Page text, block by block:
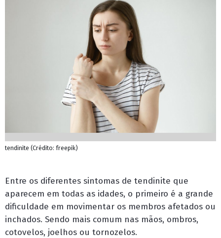
tendinite (Crédito: freepik)
Entre os diferentes sintomas de tendinite que
aparecem em todas as idades, o primeiro é a grande
dificuldade em movimentar os membros afetados ou
inchados. Sendo mais comum nas mãos, ombros,
cotovelos, joelhos ou tornozelos.